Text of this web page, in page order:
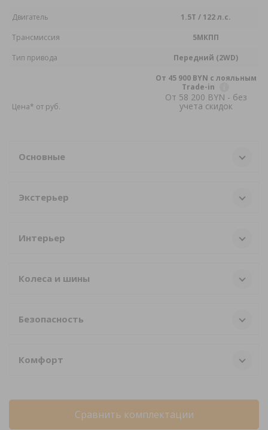
Двигатель
1.5T / 122 л.с.
Трансмиссия
5МКПП
Тип привода
Передний (2WD)
Цена* от pуб.
От 45 900 BYN с лояльным
Trade-in
От 58 200 BYN - без
учета скидок
Основные
Экстерьер
Интерьер
Колеса и шины
Безопасность
Комфорт
Сравнить комплектации